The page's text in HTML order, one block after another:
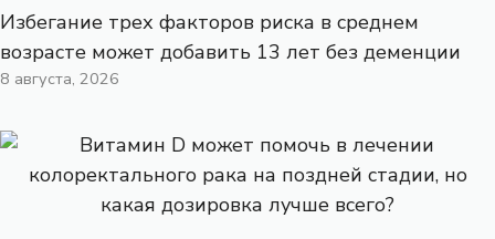
Избегание трех факторов риска в среднем
возрасте может добавить 13 лет без деменции
8 августа, 2026